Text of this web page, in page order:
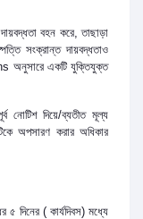
বহন করে, তাছাড়া
সংক্রান্ত দায়বদ্ধতাও
অনুসারে একটি যুক্তিযুক্ত
নোটিশ দিয়ে/ব্যতীত মূল্য
অপসারণ করার অধিকার
দিনের ( কার্যদিবস) মধ্যে